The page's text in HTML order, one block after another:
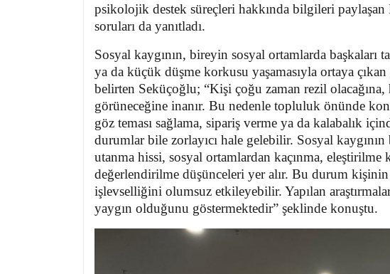
psikolojik destek süreçleri hakkında bilgileri paylaşan
soruları da yanıtladı.
Sosyal kaygının, bireyin sosyal ortamlarda başkaları
ya da küçük düşme korkusu yaşamasıyla ortaya
belirten Seküçoğlu; “Kişi çoğu zaman rezil olacağına,
görüneceğine inanır. Bu nedenle topluluk önünde
göz teması sağlama, sipariş verme ya da kalabalık
durumlar bile zorlayıcı hale gelebilir. Sosyal
utanma hissi, sosyal ortamlardan kaçınma,
değerlendirilme düşünceleri yer alır. Bu durum
işlevselliğini olumsuz etkileyebilir. Yapılan
yaygın olduğunu göstermektedir” şeklinde konuştu.